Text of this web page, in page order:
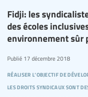
Fidji: les
des écoles
environnement sûr
réaliser l’objectif de
les droits syndicaux sont
Publié 17 décembre 2018